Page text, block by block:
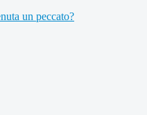
un peccato?